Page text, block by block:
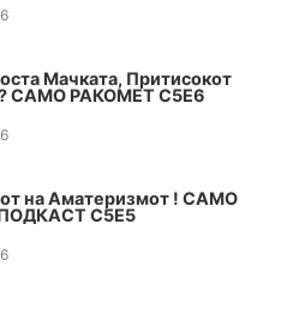
Мачката, Притисокот
? САМО РАКОМЕТ С5Е6
на Аматеризмот ! САМО
С5E5